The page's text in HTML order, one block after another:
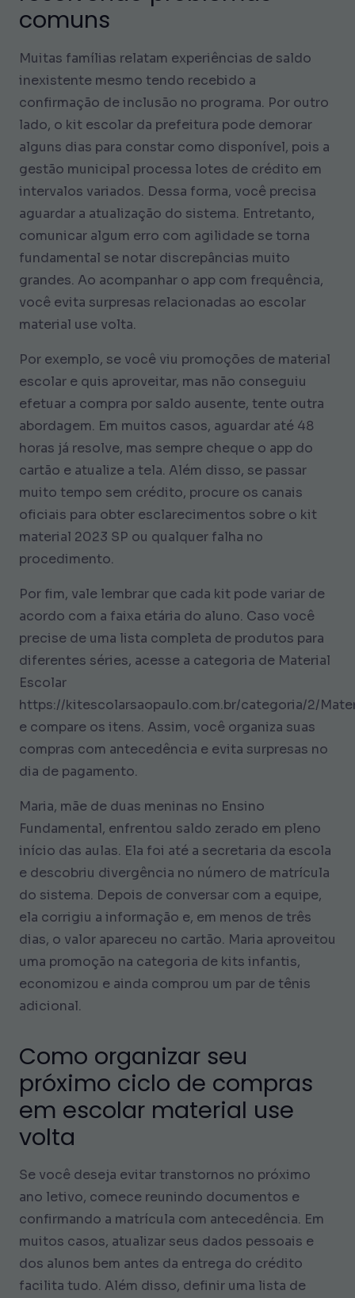
comuns
Muitas famílias relatam experiências de saldo
inexistente mesmo tendo recebido a
confirmação de inclusão no programa. Por outro
lado, o kit escolar da prefeitura pode demorar
alguns dias para constar como disponível, pois a
gestão municipal processa lotes de crédito em
intervalos variados. Dessa forma, você precisa
aguardar a atualização do sistema. Entretanto,
comunicar algum erro com agilidade se torna
fundamental se notar discrepâncias muito
grandes. Ao acompanhar o app com frequência,
você evita surpresas relacionadas ao escolar
material use volta.
Por exemplo, se você viu promoções de material
escolar e quis aproveitar, mas não conseguiu
efetuar a compra por saldo ausente, tente outra
abordagem. Em muitos casos, aguardar até 48
horas já resolve, mas sempre cheque o app do
cartão e atualize a tela. Além disso, se passar
muito tempo sem crédito, procure os canais
oficiais para obter esclarecimentos sobre o kit
material 2023 SP ou qualquer falha no
procedimento.
Por fim, vale lembrar que cada kit pode variar de
acordo com a faixa etária do aluno. Caso você
precise de uma lista completa de produtos para
diferentes séries, acesse a categoria de Material
Escolar
https://kitescolarsaopaulo.com.br/categoria/2/
e compare os itens. Assim, você organiza suas
compras com antecedência e evita surpresas no
dia de pagamento.
Maria, mãe de duas meninas no Ensino
Fundamental, enfrentou saldo zerado em pleno
início das aulas. Ela foi até a secretaria da escola
e descobriu divergência no número de matrícula
do sistema. Depois de conversar com a equipe,
ela corrigiu a informação e, em menos de três
dias, o valor apareceu no cartão. Maria aproveitou
uma promoção na categoria de kits infantis,
economizou e ainda comprou um par de tênis
adicional.
Como organizar seu
próximo ciclo de compras
em escolar material use
volta
Se você deseja evitar transtornos no próximo
ano letivo, comece reunindo documentos e
confirmando a matrícula com antecedência. Em
muitos casos, atualizar seus dados pessoais e
dos alunos bem antes da entrega do crédito
facilita tudo. Além disso, definir uma lista de